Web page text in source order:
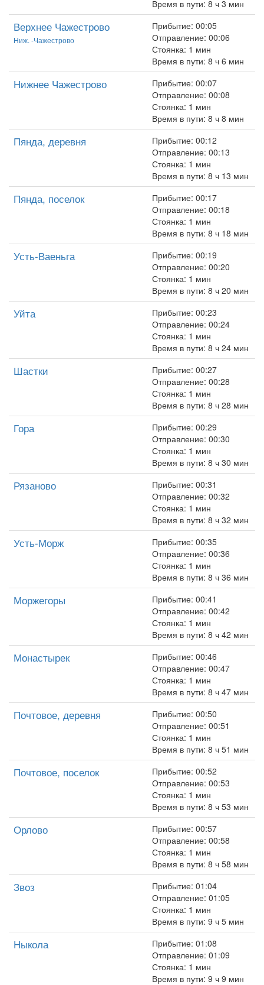
Время в пути: 8 ч 3 мин
Верхнее Чажестрово
Ниж. -Чажестрово
Прибытие: 00:05
Отправление: 00:06
Стоянка: 1 мин
Время в пути: 8 ч 6 мин
Нижнее Чажестрово
Прибытие: 00:07
Отправление: 00:08
Стоянка: 1 мин
Время в пути: 8 ч 8 мин
Пянда, деревня
Прибытие: 00:12
Отправление: 00:13
Стоянка: 1 мин
Время в пути: 8 ч 13 мин
Пянда, поселок
Прибытие: 00:17
Отправление: 00:18
Стоянка: 1 мин
Время в пути: 8 ч 18 мин
Усть-Ваеньга
Прибытие: 00:19
Отправление: 00:20
Стоянка: 1 мин
Время в пути: 8 ч 20 мин
Уйта
Прибытие: 00:23
Отправление: 00:24
Стоянка: 1 мин
Время в пути: 8 ч 24 мин
Шастки
Прибытие: 00:27
Отправление: 00:28
Стоянка: 1 мин
Время в пути: 8 ч 28 мин
Гора
Прибытие: 00:29
Отправление: 00:30
Стоянка: 1 мин
Время в пути: 8 ч 30 мин
Рязаново
Прибытие: 00:31
Отправление: 00:32
Стоянка: 1 мин
Время в пути: 8 ч 32 мин
Усть-Морж
Прибытие: 00:35
Отправление: 00:36
Стоянка: 1 мин
Время в пути: 8 ч 36 мин
Моржегоры
Прибытие: 00:41
Отправление: 00:42
Стоянка: 1 мин
Время в пути: 8 ч 42 мин
Монастырек
Прибытие: 00:46
Отправление: 00:47
Стоянка: 1 мин
Время в пути: 8 ч 47 мин
Почтовое, деревня
Прибытие: 00:50
Отправление: 00:51
Стоянка: 1 мин
Время в пути: 8 ч 51 мин
Почтовое, поселок
Прибытие: 00:52
Отправление: 00:53
Стоянка: 1 мин
Время в пути: 8 ч 53 мин
Орлово
Прибытие: 00:57
Отправление: 00:58
Стоянка: 1 мин
Время в пути: 8 ч 58 мин
Звоз
Прибытие: 01:04
Отправление: 01:05
Стоянка: 1 мин
Время в пути: 9 ч 5 мин
Ныкола
Прибытие: 01:08
Отправление: 01:09
Стоянка: 1 мин
Время в пути: 9 ч 9 мин